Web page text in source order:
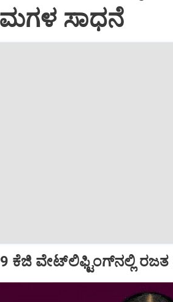
ಮಗಳ ಸಾಧನೆ
ಕೆಜಿ ವೇಟ್‌ಲಿಫ್ಟಿಂಗ್‌ನಲ್ಲಿ